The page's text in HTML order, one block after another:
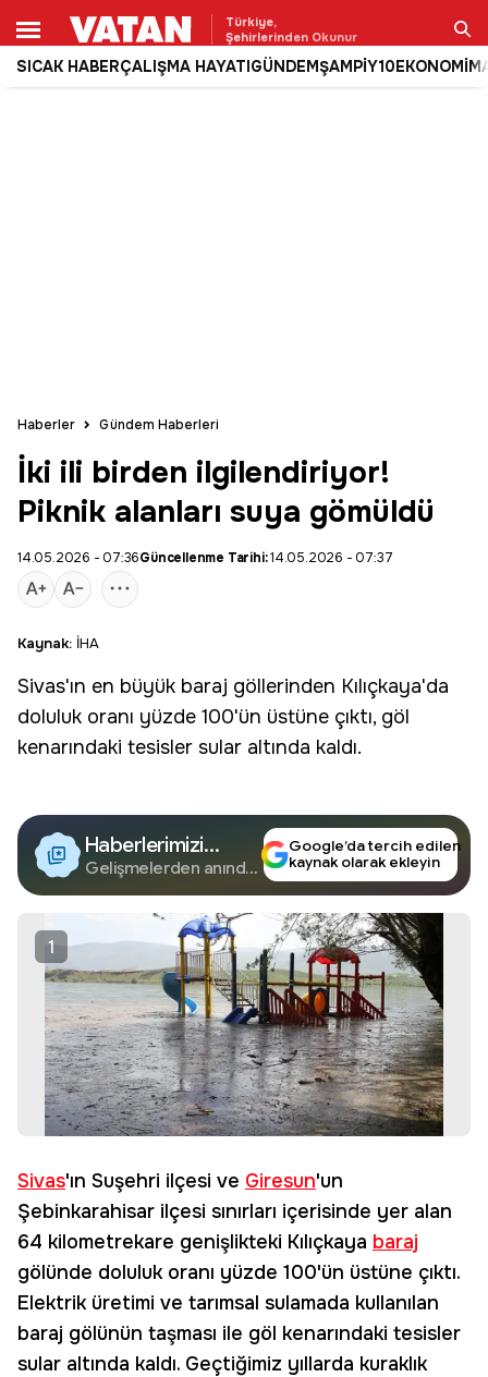
Türkiye,
Şehirlerinden Okunur
SICAK HABERÇALIŞMA HAYATIGÜNDEMŞAMPİY10EKONOMİ
Ara
Haberler Gündem Haberleri
İki ili birden ilgilendiriyor!
Piknik alanları suya gömüldü
14.05.2026 - 07:36Güncellenme Tarihi:14.05.2026 - 07:37
Kaynak: İHA
Sivas'ın en büyük baraj göllerinden Kılıçkaya'da
doluluk oranı yüzde 100'ün üstüne çıktı, göl
kenarındaki tesisler sular altında kaldı.
Haberlerimizi
Google'da Takip
Edin
Gelişmelerden anında
Google’da tercih edilen
kaynak olarak ekleyin
1
Sivas'ın Suşehri ilçesi ve Giresun'un
Şebinkarahisar ilçesi sınırları içerisinde yer alan
64 kilometrekare genişlikteki Kılıçkaya baraj
gölünde doluluk oranı yüzde 100'ün üstüne çıktı.
Elektrik üretimi ve tarımsal sulamada kullanılan
baraj gölünün taşması ile göl kenarındaki tesisler
sular altında kaldı. Geçtiğimiz yıllarda kuraklık